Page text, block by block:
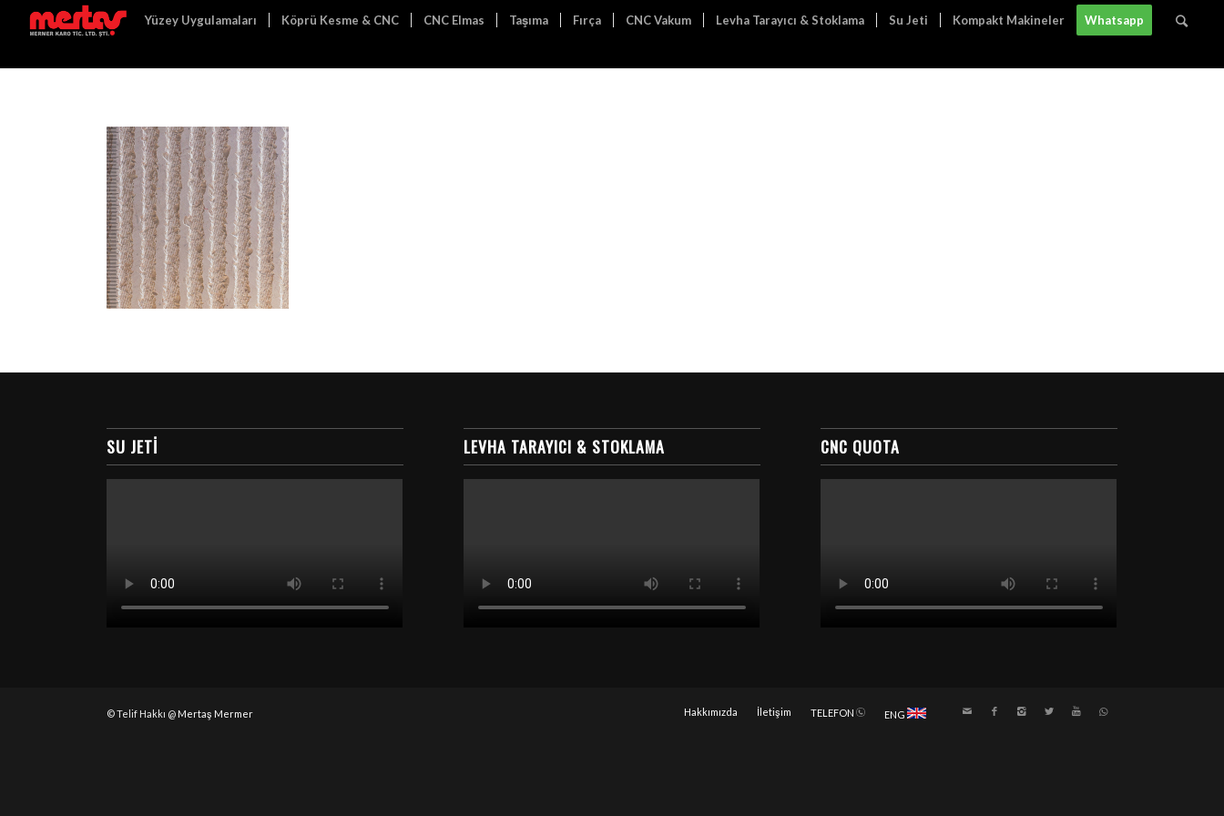
Yüzey Uygulamaları Köprü Kesme & CNC CNC Elmas Taşıma Fırça CNC Vakum Levha Tarayıcı & Stoklama Su Jeti Kompakt Makineler Whatsapp
SU JETI LEVHA TARAYICI & STOKLAMA CNC QUOTA
© Telif Hakkı @ Mertaş Mermer Hakkımızda İletişim TELEFON ENG